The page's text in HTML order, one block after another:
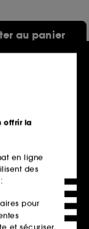
au panier
offrir la
en ligne
des
pour
et sécuriser